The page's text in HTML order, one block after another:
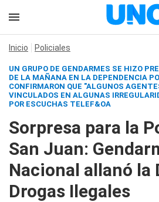
Inicio Policiales
UN GRUPO DE GENDARMES SE HIZO
DE LA MAÑANA EN LA DEPENDENCIA
CONFIRMARON QUE "ALGUNOS
VINCULADOS EN ALGUNAS
POR ESCUCHAS TELEF&OA
Sorpresa para la
San Juan:
Nacional allanó la
Drogas Ilegales